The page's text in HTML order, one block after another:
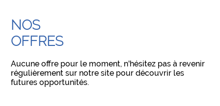
NOS
OFFRES
Aucune offre pour le moment, n'hésitez pas à revenir
régulièrement sur notre site pour découvrir les
futures opportunités.